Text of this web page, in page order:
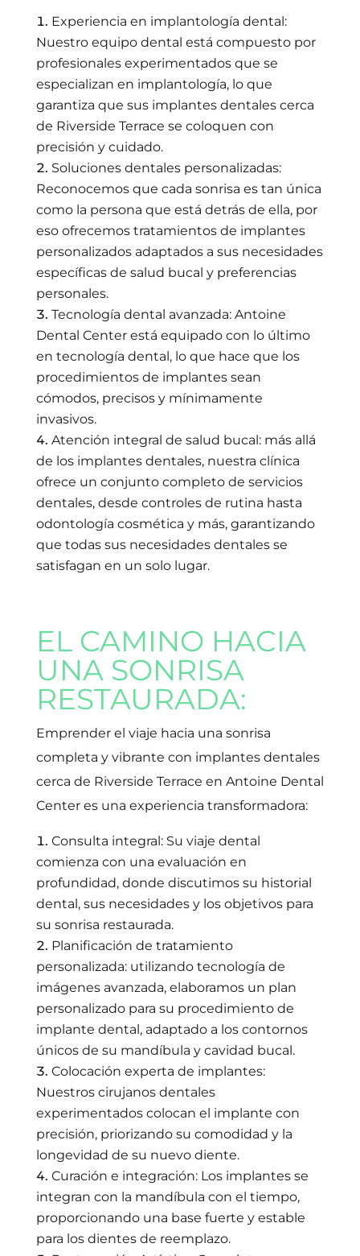
Experiencia en implantología dental:
Nuestro equipo dental está compuesto por
profesionales experimentados que se
especializan en implantología, lo que
garantiza que sus implantes dentales cerca
de Riverside Terrace se coloquen con
precisión y cuidado.
Soluciones dentales personalizadas:
Reconocemos que cada sonrisa es tan única
como la persona que está detrás de ella, por
eso ofrecemos tratamientos de implantes
personalizados adaptados a sus necesidades
específicas de salud bucal y preferencias
personales.
Tecnología dental avanzada: Antoine
Dental Center está equipado con lo último
en tecnología dental, lo que hace que los
procedimientos de implantes sean
cómodos, precisos y mínimamente
invasivos.
Atención integral de salud bucal: más allá
de los implantes dentales, nuestra clínica
ofrece un conjunto completo de servicios
dentales, desde controles de rutina hasta
odontología cosmética y más, garantizando
que todas sus necesidades dentales se
satisfagan en un solo lugar.
EL CAMINO HACIA
UNA SONRISA
RESTAURADA:
Emprender el viaje hacia una sonrisa
completa y vibrante con implantes dentales
cerca de Riverside Terrace en Antoine Dental
Center es una experiencia transformadora:
Consulta integral: Su viaje dental
comienza con una evaluación en
profundidad, donde discutimos su historial
dental, sus necesidades y los objetivos para
su sonrisa restaurada.
Planificación de tratamiento
personalizada: utilizando tecnología de
imágenes avanzada, elaboramos un plan
personalizado para su procedimiento de
implante dental, adaptado a los contornos
únicos de su mandíbula y cavidad bucal.
Colocación experta de implantes:
Nuestros cirujanos dentales
experimentados colocan el implante con
precisión, priorizando su comodidad y la
longevidad de su nuevo diente.
Curación e integración: Los implantes se
integran con la mandíbula con el tiempo,
proporcionando una base fuerte y estable
para los dientes de reemplazo.